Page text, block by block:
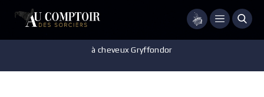
Menu
à cheveux Gryffondor